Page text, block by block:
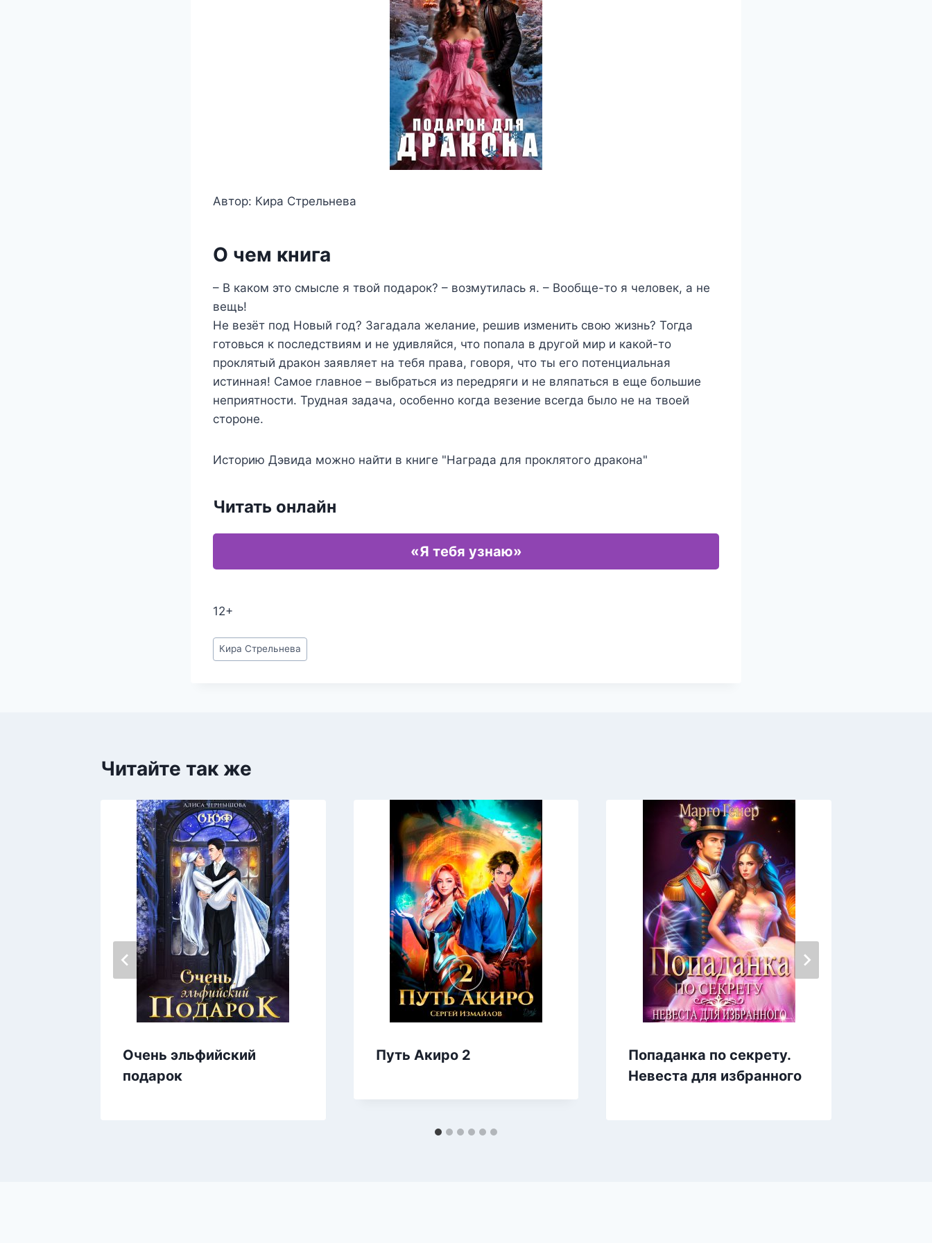
Автор: Кира Стрельнева
О чем книга
– В каком это смысле я твой подарок? – возмутилась я. – Вообще-то я человек, а не
вещь!
Не везёт под Новый год? Загадала желание, решив изменить свою жизнь? Тогда
готовься к последствиям и не удивляйся, что попала в другой мир и какой-то
проклятый дракон заявляет на тебя права, говоря, что ты его потенциальная
истинная! Самое главное – выбраться из передряги и не вляпаться в еще большие
неприятности. Трудная задача, особенно когда везение всегда было не на твоей
стороне.
Историю Дэвида можно найти в книге "Награда для проклятого дракона"
Читать онлайн
«Я тебя узнаю»
12+
Метки
записи:
Кира Стрельнева
Читайте так же
Очень эльфийский
подарок
Путь Акиро 2
Попаданка по секрету.
Невеста для избранного